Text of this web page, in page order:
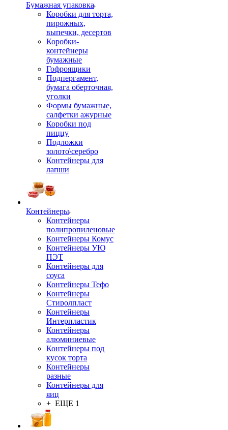
Бумажная упаковка
Коробки для торта,
пирожных,
выпечки, десертов
Коробки-
контейнеры
бумажные
Гофроящики
Подпергамент,
бумага оберточная,
уголки
Формы бумажные,
салфетки ажурные
Коробки под
пиццу
Подложки
золото\серебро
Контейнеры для
лапши
Контейнеры
Контейнеры
полипропиленовые
Контейнеры Комус
Контейнеры УЮ
ПЭТ
Контейнеры для
соуса
Контейнеры Тефо
Контейнеры
Стиролпласт
Контейнеры
Интерпластик
Контейнеры
алюминиевые
Контейнеры под
кусок торта
Контейнеры
разные
Контейнеры для
яиц
+ ЕЩЕ 1